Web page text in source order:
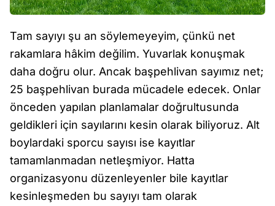
Tam sayıyı şu an söylemeyeyim, çünkü net
rakamlara hâkim değilim. Yuvarlak konuşmak
daha doğru olur. Ancak başpehlivan sayımız net;
25 başpehlivan burada mücadele edecek. Onlar
önceden yapılan planlamalar doğrultusunda
geldikleri için sayılarını kesin olarak biliyoruz. Alt
boylardaki sporcu sayısı ise kayıtlar
tamamlanmadan netleşmiyor. Hatta
organizasyonu düzenleyenler bile kayıtlar
kesinleşmeden bu sayıyı tam olarak